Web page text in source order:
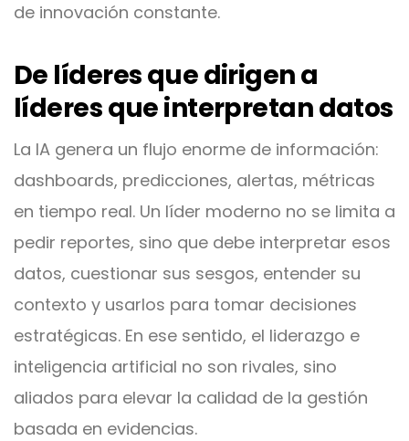
de innovación constante.
De líderes que dirigen a
líderes que interpretan datos
La IA genera un flujo enorme de información:
dashboards, predicciones, alertas, métricas
en tiempo real. Un líder moderno no se limita a
pedir reportes, sino que debe interpretar esos
datos, cuestionar sus sesgos, entender su
contexto y usarlos para tomar decisiones
estratégicas. En ese sentido, el liderazgo e
inteligencia artificial no son rivales, sino
aliados para elevar la calidad de la gestión
basada en evidencias.